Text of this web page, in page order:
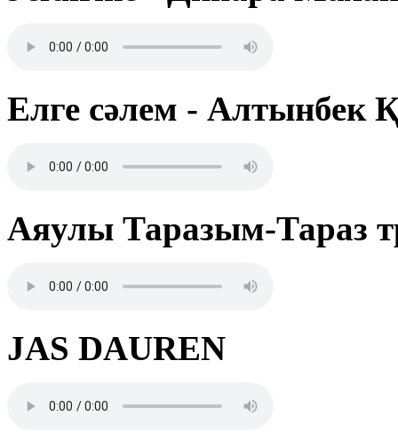
Елге сәлем - Алтынбек
Аяулы Таразым-Тараз
JAS DAUREN